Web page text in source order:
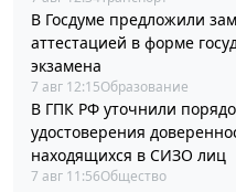
В Госдуме предложили
аттестацией в форме
экзамена
7 авг 12:15Образование
В ГПК РФ уточнили
удостоверения
находящихся в СИЗО лиц
7 авг 11:56Общество